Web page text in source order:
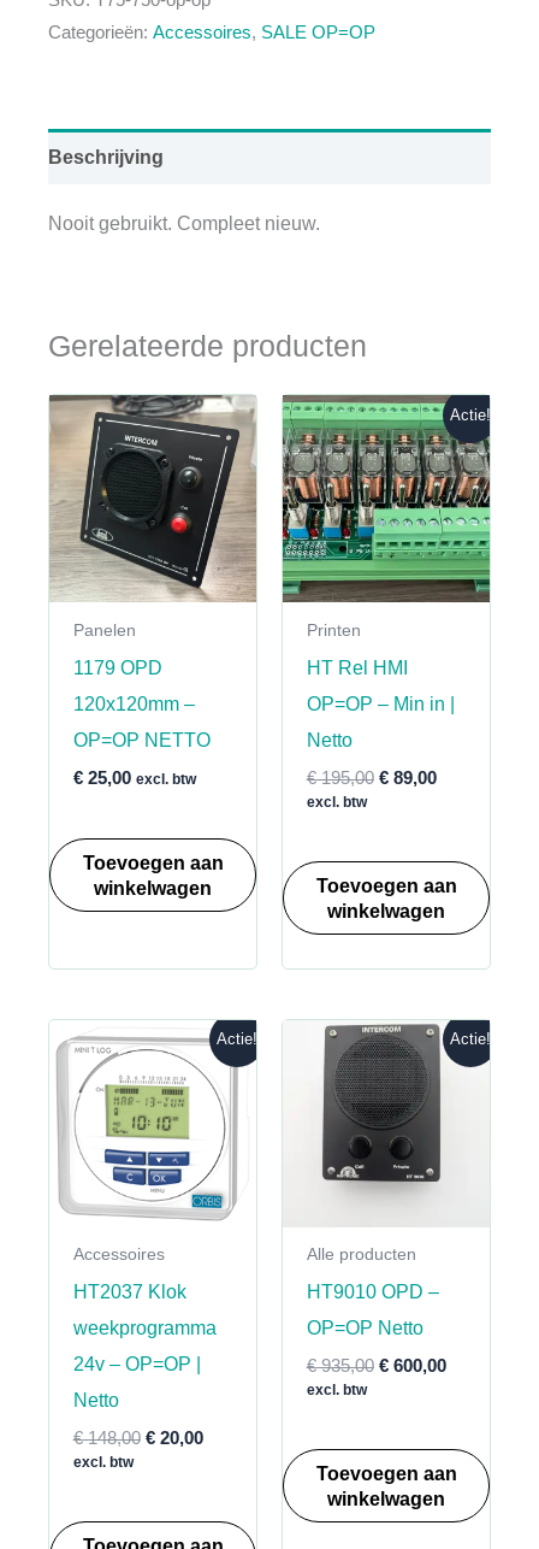
OP=OP
Netto
Categorieën: Accessoires, SALE OP=OP
Beschrijving
Nooit gebruikt. Compleet nieuw.
Gerelateerde producten
Panelen
1179 OPD
120x120mm –
OP=OP NETTO
€25,00 excl. btw
Toevoegen aan
winkelwagen
Actie!
Printen
HT Rel HMI
OP=OP – Min in |
Netto
€195,00 Oorspronkelijke
€89,00Huidige
excl. btw
Toevoegen aan
winkelwagen
Actie!
Accessoires
HT2037 Klok
weekprogramma
24v – OP=OP |
Netto
€148,00 Oorspronkelijke
€20,00Huidige
excl. btw
Actie!
Alle producten
HT9010 OPD –
OP=OP Netto
€935,00 Oorspronkelijke
€600,00Huidige
excl. btw
Toevoegen aan
winkelwagen